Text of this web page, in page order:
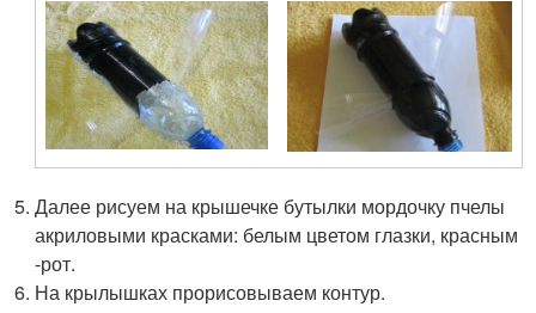
Далее рисуем на крышечке бутылки мордочку пчелы
акриловыми красками: белым цветом глазки, красным
-рот.
На крылышках прорисовываем контур.